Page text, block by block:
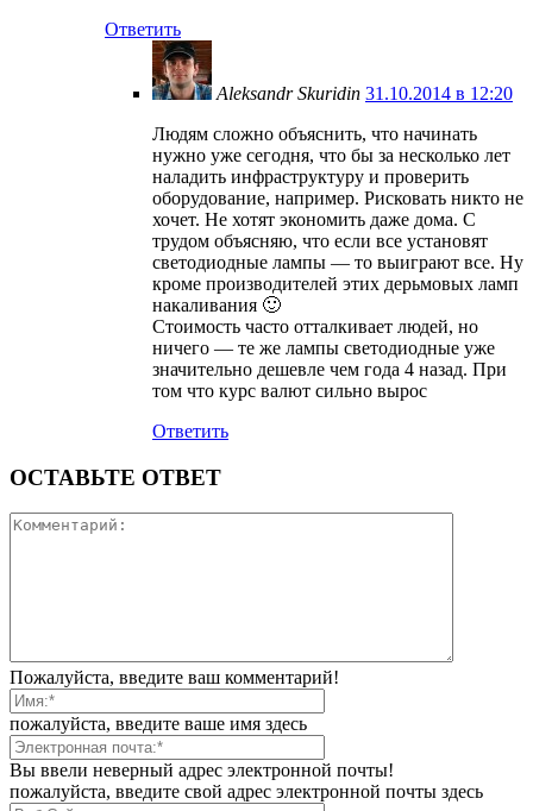
Ответить
Aleksandr Skuridin 31.10.2014 в 12:20
Людям сложно объяснить, что начинать
нужно уже сегодня, что бы за несколько лет
наладить инфраструктуру и проверить
оборудование, например. Рисковать никто не
хочет. Не хотят экономить даже дома. С
трудом объясняю, что если все установят
светодиодные лампы — то выиграют все. Ну
кроме производителей этих дерьмовых ламп
накаливания 🙂
Стоимость часто отталкивает людей, но
ничего — те же лампы светодиодные уже
значительно дешевле чем года 4 назад. При
том что курс валют сильно вырос
Ответить
ОСТАВЬТЕ ОТВЕТ
Пожалуйста, введите ваш комментарий!
пожалуйста, введите ваше имя здесь
Вы ввели неверный адрес электронной почты!
пожалуйста, введите свой адрес электронной почты здесь